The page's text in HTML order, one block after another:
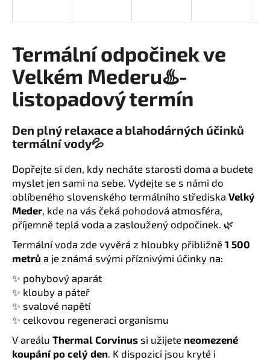
Termální odpočinek ve
Velkém Mederu♨️-
listopadový termín
Den plný relaxace a blahodárných účinků
termální vody💦
Dopřejte si den, kdy necháte starosti doma a budete
myslet jen sami na sebe. Vydejte se s námi do
oblíbeného slovenského termálního střediska Velký
Meder , kde na vás čeká pohodová atmosféra,
příjemně teplá voda a zasloužený odpočinek. 🌿
Termální voda zde vyvěrá z hloubky přibližně 1 500
metrů a je známá svými příznivými účinky na:
✨ pohybový aparát
✨ klouby a páteř
✨ svalové napětí
✨ celkovou regeneraci organismu
V areálu Thermal Corvinus si užijete neomezené
koupání po celý den . K dispozici jsou kryté i
í
t
?
HLEDAT
D
o
p
o
r
u
č
u
j
e
m
e